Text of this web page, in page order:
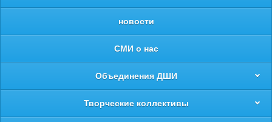
новости
СМИ о нас
Объединения ДШИ
Творческие коллективы